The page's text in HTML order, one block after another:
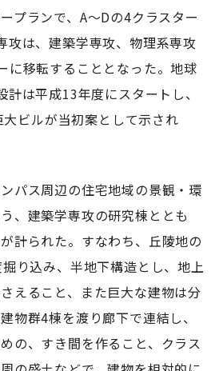
プランで、A～Dの4クラスター
攻は、建築学専攻、物理系専攻
に移転することとなった。地球
は平成13年度にスタートし、
ビルが当初案として示され
パス周辺の住宅地域の景観・環
、建築学専攻の研究棟ととも
計られた。すなわち、丘陵地の
り込み、半地下構造とし、地上
えること、また巨大な建物は分
物群4棟を渡り廊下で連結し、
の、すき間を作ること、クラス